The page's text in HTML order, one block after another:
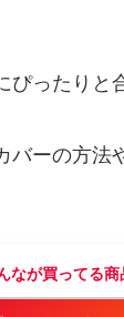
ったりと
バーの方
なが買ってる